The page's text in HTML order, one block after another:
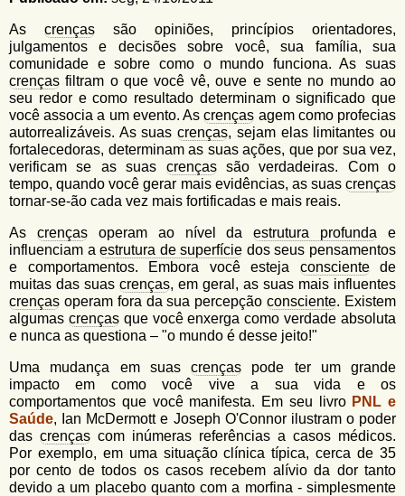
l
á
r
i
o
d
e
b
u
s
c
a
o
G
o
l
f
i
n
h
o
As crenças são opiniões, princípios orientadores,
julgamentos e decisões sobre você, sua família, sua
comunidade e sobre como o mundo funciona. As suas
crenças filtram o que você vê, ouve e sente no mundo ao
seu redor e como resultado determinam o significado que
você associa a um evento. Ascrenças agem como profecias
autorrealizáveis. As suascrenças, sejam elas limitantes ou
fortalecedoras, determinam as suas ações, que por sua vez,
verificam se as suas crençassão verdadeiras. Com o
tempo, quando você gerar mais evidências, as suas crenças
tornar-se-ão cada vez mais fortificadas e mais reais.
As crençasoperam ao nível daestrutura profunda e
influenciam aestrutura de superfície dos seus pensamentos
e comportamentos. Embora você esteja conscientede
muitas das suas crenças, em geral, as suas mais influentes
crenças operam fora da sua percepçãoconsciente. Existem
algumas crençasque você enxerga como verdade absoluta
e nunca as questiona – "o mundo é desse jeito!"
Uma mudança em suas crenças pode ter um grande
impacto em como você vive a sua vida e os
comportamentos que você manifesta. Em seu livro PNL e
Saúde, Ian McDermott e Joseph O'Connor ilustram o poder
das crenças com inúmeras referências a casos médicos.
Por exemplo, em uma situação clínica típica, cerca de 35
por cento de todos os casos recebem alívio da dor tanto
devido a um placebo quanto com a morfina - simplesmente